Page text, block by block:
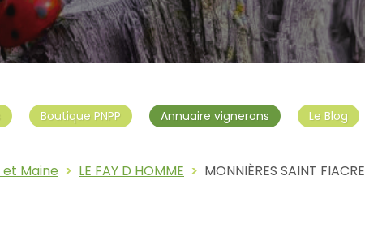
Boutique PNPP Annuaire vignerons Le Blog
Maine LE FAY D HOMME MONNIÈRES SAINT FIACRE